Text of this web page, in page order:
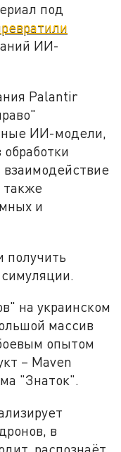
под
ИИ-
Palantir
ИИ-модели,
обработки
также
и
получить
на украинском
массив
опытом
– Maven
"Знаток".
в